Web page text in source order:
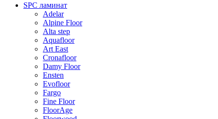
SPC ламинат
Adelar
Alpine Floor
Alta step
Aquafloor
Art East
Cronafloor
Damy Floor
Ensten
Evofloor
Fargo
Fine Floor
FloorAge